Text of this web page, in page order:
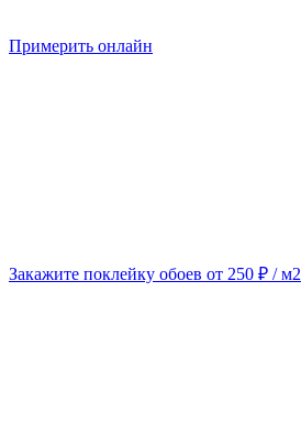
Примерить онлайн
Закажите поклейку обоев от 250 ₽ / м2